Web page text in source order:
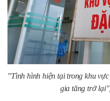
"Tình hình hiện tại trong khu
gia tăng trở